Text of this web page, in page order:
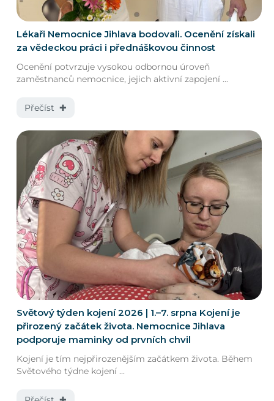
Lékaři Nemocnice Jihlava bodovali. Ocenění získali
za vědeckou práci i přednáškovou činnost
Ocenění potvrzuje vysokou odbornou úroveň
zaměstnanců nemocnice, jejich aktivní zapojení ...
Přečíst ✚
Světový týden kojení 2026 | 1.–7. srpna Kojení je
přirozený začátek života. Nemocnice Jihlava
podporuje maminky od prvních chvil
Kojení je tím nejpřirozenějším začátkem života. Během
Světového týdne kojení ...